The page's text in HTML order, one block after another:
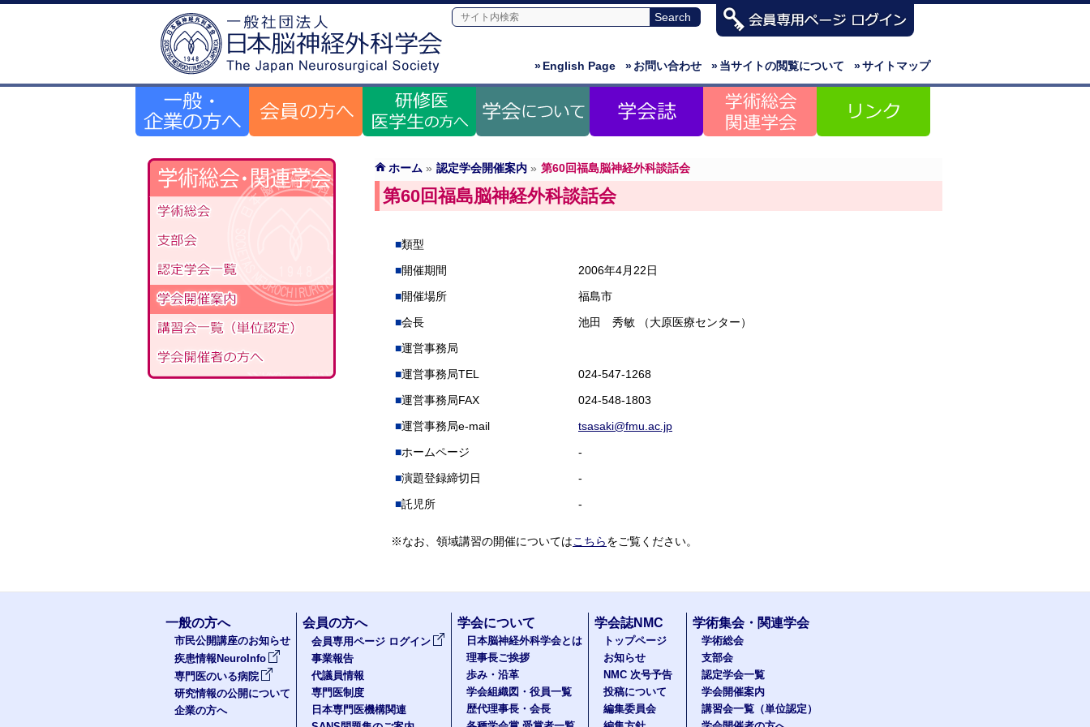
»サイトマップ
»当サイトの閲覧について
»お問い合わせ
»English Page
ホーム » 認定学会開催案内 » 第60回福島脳神経外科談話会
第60回福島脳神経外科談話会
類型
開催期間
2006年4月22日
開催場所
福島市
会長
池田 秀敏 （大原医療センター）
運営事務局
運営事務局TEL
024-547-1268
運営事務局FAX
024-548-1803
運営事務局e-mail
tsasaki@fmu.ac.jp
ホームページ
-
演題登録締切日
-
託児所
-
※なお、領域講習の開催についてはこちらをご覧ください。
一般の方へ
市民公開講座のお知らせ
疾患情報NeuroInfo
専門医のいる病院
研究情報の公開について
企業の方へ
会員の方へ
会員専用ページ ログイン
事業報告
代議員情報
専門医制度
日本専門医機構関連
学会について
日本脳神経外科学会とは
理事長ご挨拶
歩み・沿革
学会組織図・役員一覧
歴代理事長・会長
学会誌NMC
トップページ
お知らせ
NMC 次号予告
投稿について
編集委員会
学術集会・関連学会
学術総会
支部会
認定学会一覧
学会開催案内
講習会一覧（単位認定）